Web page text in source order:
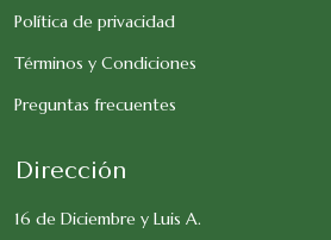
Política de privacidad
Términos y Condiciones
Preguntas frecuentes
Dirección
16 de Diciembre y Luis A.